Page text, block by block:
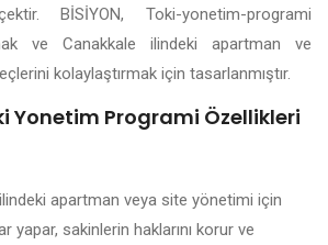
BİSİYON, Toki-yonetim-programi
ve Canakkale ilindeki apartman ve
kolaylaştırmak için tasarlanmıştır.
Yonetim Programi Özellikleri
apartman veya site yönetimi için
yapar, sakinlerin haklarını korur ve